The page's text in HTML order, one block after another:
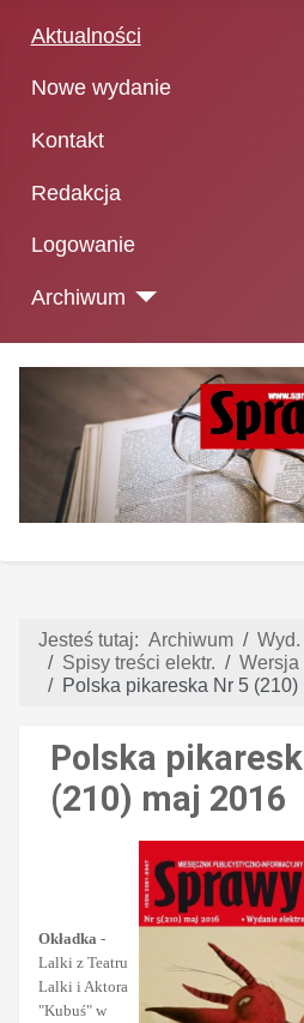
Aktualności
Nowe wydanie
Kontakt
Redakcja
Logowanie
Archiwum
Jesteś tutaj: Archiwum
Spisy treści elektr.
Wersja
Polska pikareska Nr 5 (210)
Polska
(210) maj 2016
Okładka -
Lalki z Teatru
Lalki i Aktora
"Kubuś" w